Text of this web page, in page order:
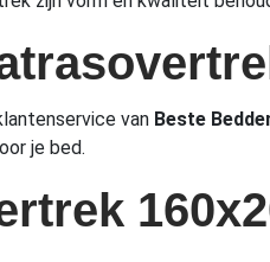
van Beste
je bed.